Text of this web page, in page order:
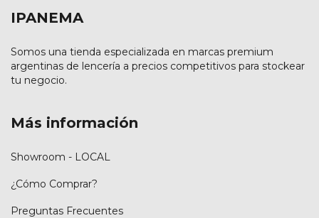
IPANEMA
Somos una tienda especializada en marcas premium
argentinas de lencería a precios competitivos para stockear
tu negocio.
Más información
Showroom - LOCAL
¿Cómo Comprar?
Preguntas Frecuentes